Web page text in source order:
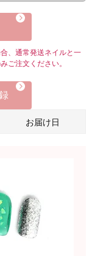
、通常発送ネイルと一
ご注文ください。
お届け日